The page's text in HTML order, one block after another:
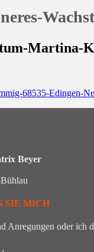
Martina-
Beyer
SIE MICH
Anregungen oder ich